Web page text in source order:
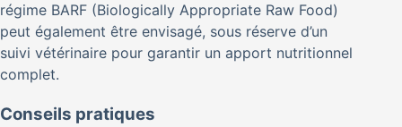
régime BARF (Biologically Appropriate Raw Food)
peut également être envisagé, sous réserve d’un
suivi vétérinaire pour garantir un apport nutritionnel
complet.
Conseils pratiques